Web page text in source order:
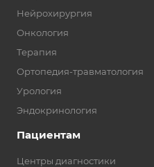
Нейрохирургия
Онкология
Терапия
Ортопедия-травматология
Урология
Эндокринология
Пациентам
Центры диагностики